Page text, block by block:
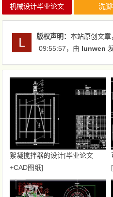
机械设计毕业论文 洗
版权声明：本站原创文章
09:55:57，由 lunwen
絮凝搅拌器的设计[毕业论文
+CAD图纸]